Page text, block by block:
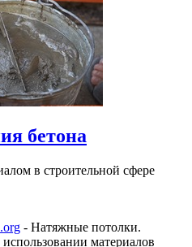
бетона
в строительной сфере
- Натяжные потолки.
материалов